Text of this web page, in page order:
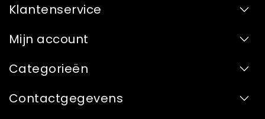
Klantenservice
Mijn account
Categorieën
Contactgegevens